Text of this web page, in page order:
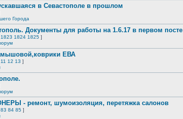
в Севастополе в прошлом
Города
Документы для работы на 1.6.17 в первом посте
1823 1824 1825 ]
ЕВА
11 12 13 ]
- ремонт, шумоизоляция, перетяжка салонов
83 84 85 ]